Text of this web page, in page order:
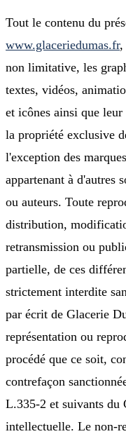
Tout le contenu du
www.glaceriedumas.fr,
non limitative, les
textes, vidéos,
et icônes ainsi que
la propriété exclusive
l'exception des
appartenant à d'autres
ou auteurs. Toute
distribution,
retransmission ou
partielle, de ces
strictement interdite
par écrit de Glacerie
représentation ou
procédé que ce soit,
contrefaçon
L.335-2 et suivants du
intellectuelle. Le non-